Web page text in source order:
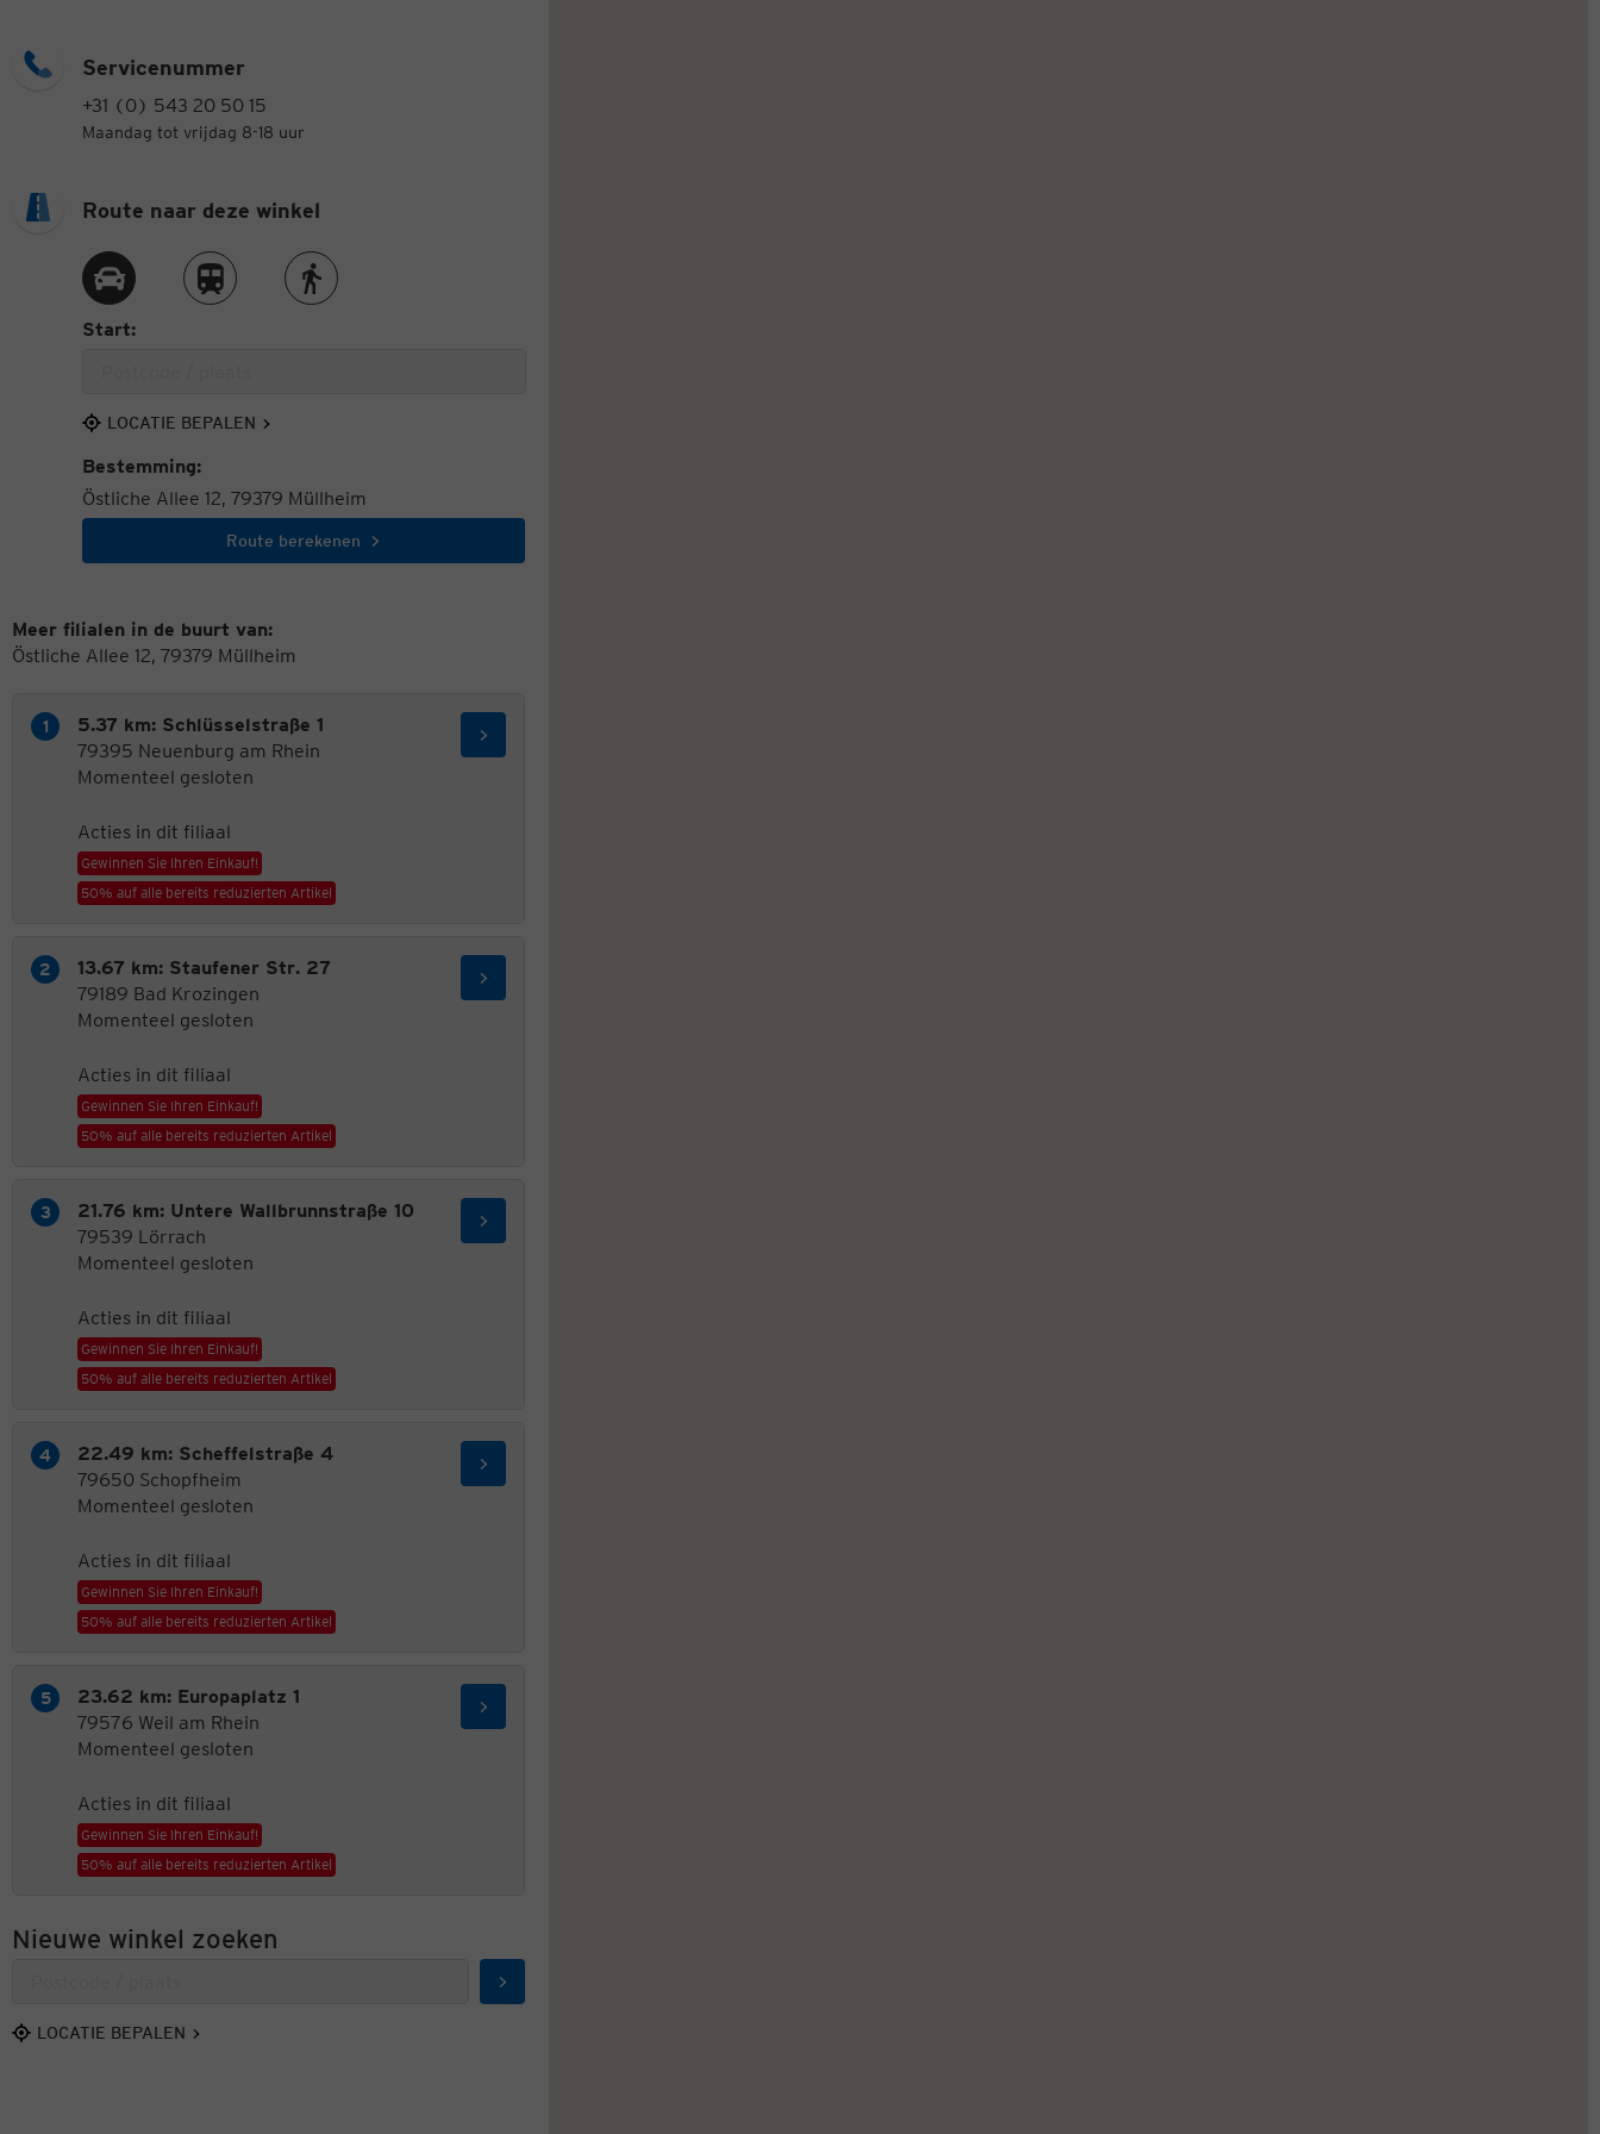
Servicenummer
+31 (0) 543 20 50 15
Maandag tot vrijdag 8-18 uur
Route naar deze winkel
Route met de autoRoute met de treinRoute te voet
Start:
LOCATIE BEPALEN
Bestemming:
Östliche Allee 12, 79379 Müllheim
Route berekenen
Meer filialen in de buurt van:
Östliche Allee 12, 79379 Müllheim
5.37 km: Schlüsselstraße 1
79395 Neuenburg am Rhein
Momenteel gesloten
Acties in dit filiaal
Gewinnen Sie Ihren Einkauf!
50% auf alle bereits reduzierten Artikel
13.67 km: Staufener Str. 27
79189 Bad Krozingen
Momenteel gesloten
Acties in dit filiaal
Gewinnen Sie Ihren Einkauf!
50% auf alle bereits reduzierten Artikel
21.76 km: Untere Wallbrunnstraße 10
79539 Lörrach
Momenteel gesloten
Acties in dit filiaal
Gewinnen Sie Ihren Einkauf!
50% auf alle bereits reduzierten Artikel
22.49 km: Scheffelstraße 4
79650 Schopfheim
Momenteel gesloten
Acties in dit filiaal
Gewinnen Sie Ihren Einkauf!
50% auf alle bereits reduzierten Artikel
23.62 km: Europaplatz 1
79576 Weil am Rhein
Momenteel gesloten
Acties in dit filiaal
Gewinnen Sie Ihren Einkauf!
50% auf alle bereits reduzierten Artikel
Nieuwe winkel zoeken
Zoeken
LOCATIE BEPALEN